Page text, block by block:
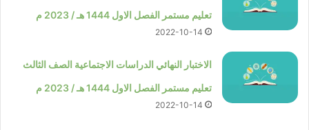
تعليم مستمر الفصل الاول 1444 هـ / 2023 م
2022-10-14
الاختبار النهائي الدراسات الاجتماعية الصف الثالث
تعليم مستمر الفصل الاول 1444 هـ / 2023 م
2022-10-14